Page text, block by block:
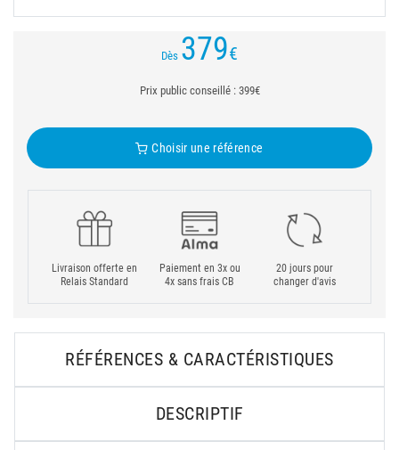
Dès 379€
Prix public conseillé : 399€
Choisir une référence
Livraison offerte en
Relais Standard
Paiement en 3x ou
4x sans frais CB
20 jours pour
changer d'avis
RÉFÉRENCES & CARACTÉRISTIQUES
DESCRIPTIF